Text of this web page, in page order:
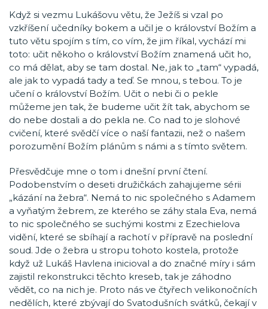
Když si vezmu Lukášovu větu, že Ježíš si vzal po
vzkříšení učedníky bokem a učil je o království Božím a
tuto větu spojím s tím, co vím, že jim říkal, vychází mi
toto: učit někoho o království Božím znamená učit ho,
co má dělat, aby se tam dostal. Ne, jak to „tam“ vypadá,
ale jak to vypadá tady a teď. Se mnou, s tebou. To je
učení o království Božím. Učit o nebi či o pekle
můžeme jen tak, že budeme učit žít tak, abychom se
do nebe dostali a do pekla ne. Co nad to je slohové
cvičení, které svědčí více o naší fantazii, než o našem
porozumění Božím plánům s námi a s tímto světem.
Přesvědčuje mne o tom i dnešní první čtení.
Podobenstvím o deseti družičkách zahajujeme sérii
„kázání na žebra“. Nemá to nic společného s Adamem
a vyňatým žebrem, ze kterého se záhy stala Eva, nemá
to nic společného se suchými kostmi z Ezechielova
vidění, které se sbíhají a rachotí v přípravě na poslední
soud. Jde o žebra u stropu tohoto kostela, protože
když už Lukáš Havlena inicioval a do značné míry i sám
zajistil rekonstrukci těchto kreseb, tak je záhodno
vědět, co na nich je. Proto nás ve čtyřech velikonočních
nedělích, které zbývají do Svatodušních svátků, čekají v